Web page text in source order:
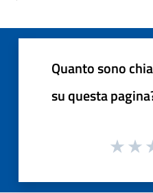
Quanto sono
su questa